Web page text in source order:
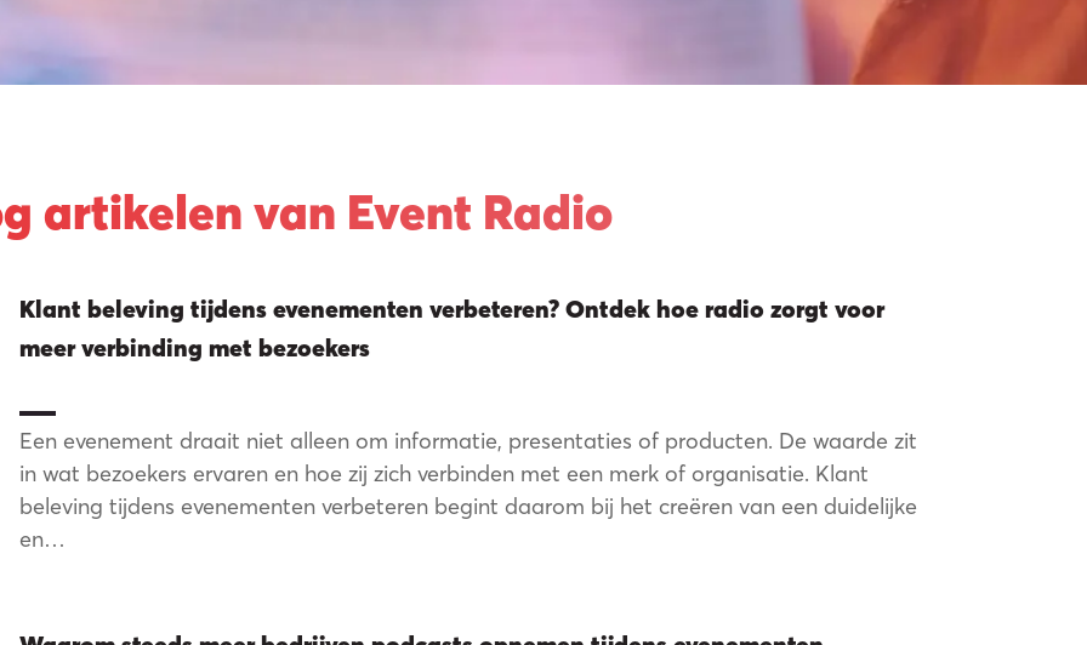
we doen
de
artikelen van Event Radio
Klant beleving tijdens evenementen verbeteren? Ontdek hoe radio zorgt voor
meer verbinding met bezoekers
Een evenement draait niet alleen om informatie, presentaties of producten. De waarde zit
in wat bezoekers ervaren en hoe zij zich verbinden met een merk of organisatie. Klant
beleving tijdens evenementen verbeteren begint daarom bij het creëren van een duidelijke
en…